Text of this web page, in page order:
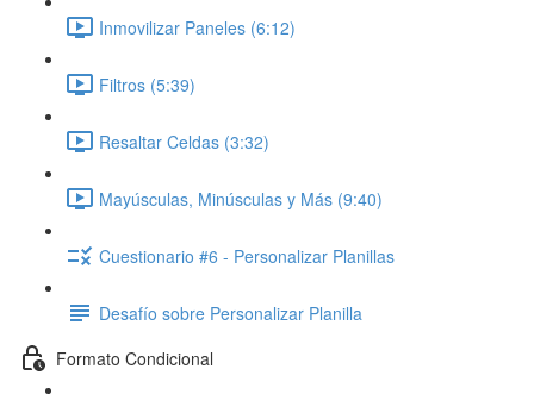
Inmovilizar Paneles (6:12)
Filtros (5:39)
Resaltar Celdas (3:32)
Mayúsculas, Minúsculas y Más (9:40)
Cuestionario #6 - Personalizar Planillas
Desafío sobre Personalizar Planilla
Formato Condicional